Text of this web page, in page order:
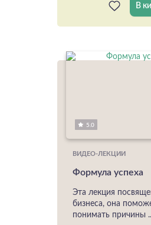
В
5.0
ВИДЕО-ЛЕКЦИИ
Формула успеха
Эта лекция
бизнеса, она
понимать причины